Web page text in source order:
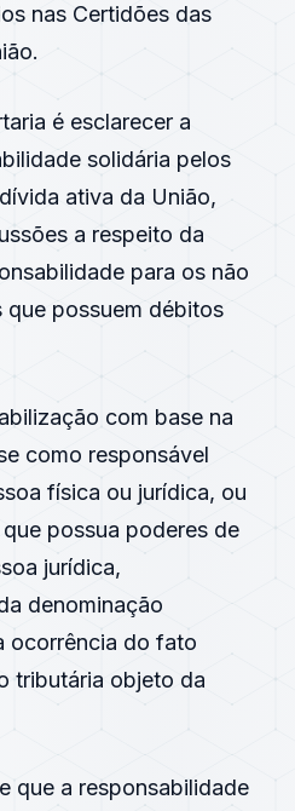
nas Certidões das
é esclarecer a
solidária pelos
ativa da União,
a respeito da
para os não
que possuem débitos
com base na
como responsável
física ou jurídica, ou
possua poderes de
jurídica,
denominação
ocorrência do fato
tributária objeto da
que a responsabilidade